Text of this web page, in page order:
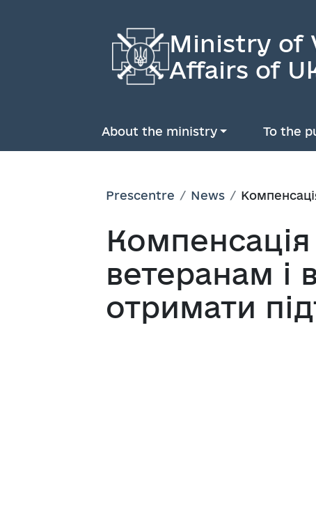
Ministry of
Affairs of
About the ministry To the
Prescentre News
ветеранам і
отримати